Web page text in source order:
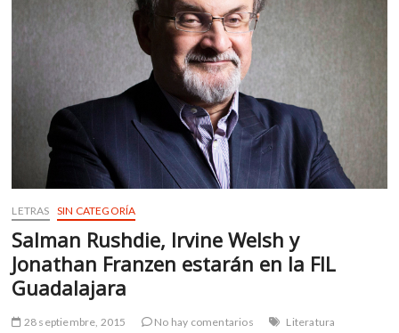
compositores
ingleses
LETRAS SIN CATEGORÍA
Salman Rushdie, Irvine Welsh y
Jonathan Franzen estarán en la FIL
Guadalajara
28 septiembre, 2015 No hay comentarios Literatura